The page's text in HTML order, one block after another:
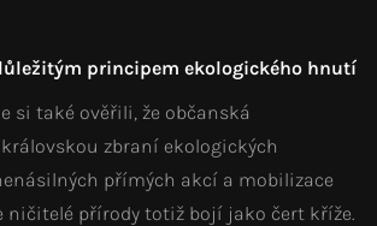
principem ekologického hnutí
si také ověřili, že občanská
zbraní ekologických
přímých akcí a mobilizace
ničitelé přírody totiž bojí jako čert kříže.